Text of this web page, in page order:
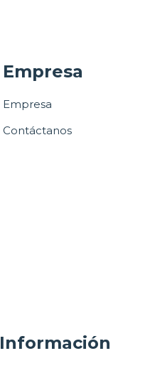
Empresa
Empresa
Contáctanos
Información